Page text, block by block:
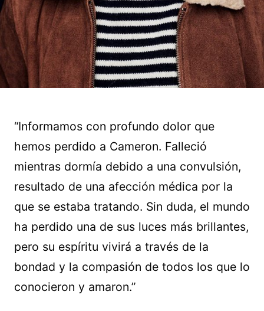
“Informamos con profundo dolor que
hemos perdido a Cameron. Falleció
mientras dormía debido a una convulsión,
resultado de una afección médica por la
que se estaba tratando. Sin duda, el mundo
ha perdido una de sus luces más brillantes,
pero su espíritu vivirá a través de la
bondad y la compasión de todos los que lo
conocieron y amaron.”